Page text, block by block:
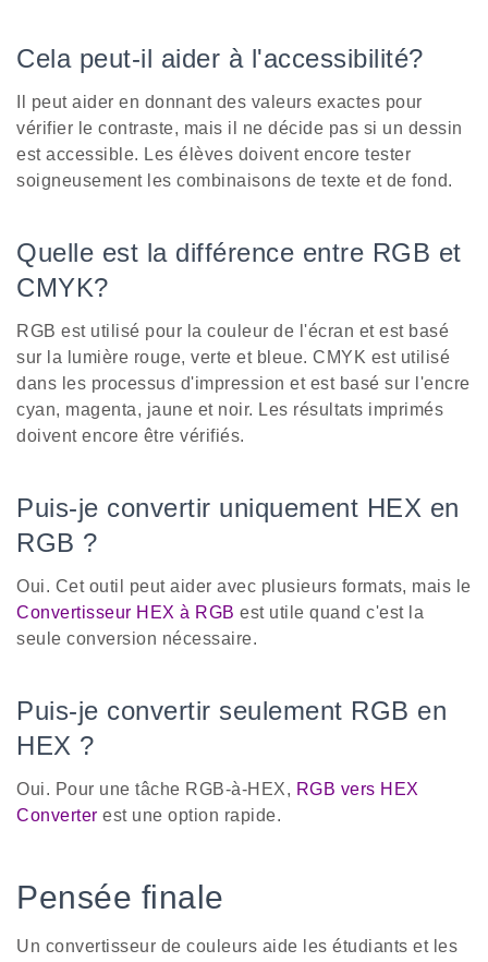
Cela peut-il aider à l'accessibilité?
Il peut aider en donnant des valeurs exactes pour
vérifier le contraste, mais il ne décide pas si un dessin
est accessible. Les élèves doivent encore tester
soigneusement les combinaisons de texte et de fond.
Quelle est la différence entre RGB et
CMYK?
RGB est utilisé pour la couleur de l'écran et est basé
sur la lumière rouge, verte et bleue. CMYK est utilisé
dans les processus d'impression et est basé sur l'encre
cyan, magenta, jaune et noir. Les résultats imprimés
doivent encore être vérifiés.
Puis-je convertir uniquement HEX en
RGB ?
Oui. Cet outil peut aider avec plusieurs formats, mais le
Convertisseur HEX à RGB est utile quand c'est la
seule conversion nécessaire.
Puis-je convertir seulement RGB en
HEX ?
Oui. Pour une tâche RGB-à-HEX, RGB vers HEX
Converter est une option rapide.
Pensée finale
Un convertisseur de couleurs aide les étudiants et les